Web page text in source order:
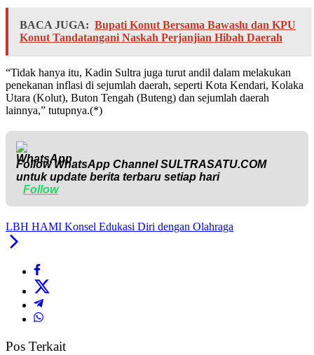
BACA JUGA: Bupati Konut Bersama Bawaslu dan KPU
Konut Tandatangani Naskah Perjanjian Hibah Daerah
“Tidak hanya itu, Kadin Sultra juga turut andil dalam melakukan
penekanan inflasi di sejumlah daerah, seperti Kota Kendari, Kolaka
Utara (Kolut), Buton Tengah (Buteng) dan sejumlah daerah
lainnya,” tutupnya.(*)
Follow WhatsApp ChannelSULTRASATU.COM
untuk update berita terbaru setiap hari
Follow
LBH HAMI Konsel Edukasi Diri dengan Olahraga
Pos Terkait